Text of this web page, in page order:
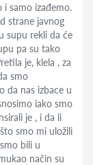
i samo izađemo.
strane javnog
supu rekli da će
pa su tako
je, klela , za
smo
da nas izbace u
iako smo
je , i da li
smo mi uložili
bili u
način su